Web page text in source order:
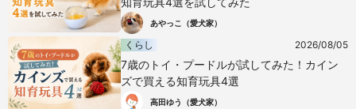
あやっこ（愛犬家）
くらし 2026/08/05
7歳のトイ・プードルが試してみた！カイン
ズで買える知育玩具4選
高田ゆう（愛犬家）